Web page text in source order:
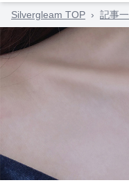
Silvergleam TOP › 記事